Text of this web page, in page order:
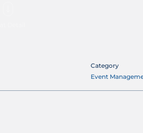
Category
Event